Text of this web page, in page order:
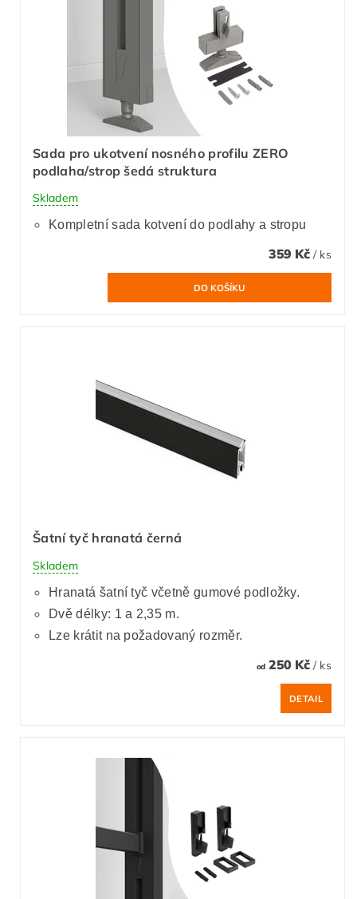
Sada pro ukotvení nosného profilu ZERO
podlaha/strop šedá struktura
Skladem
Kompletní sada kotvení do podlahy a stropu
359 Kč / ks
Šatní tyč hranatá černá
Skladem
Hranatá šatní tyč včetně gumové podložky.
Dvě délky: 1 a 2,35 m.
Lze krátit na požadovaný rozměr.
od250 Kč / ks
DETAIL